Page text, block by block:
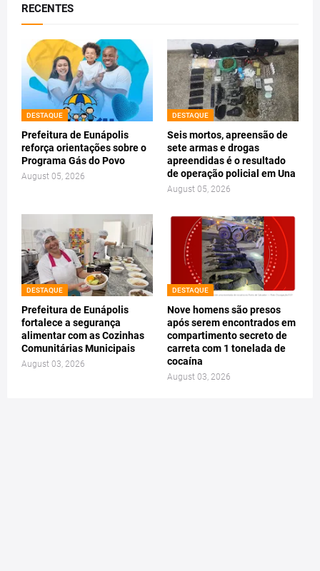
RECENTES
DESTAQUE
Prefeitura de Eunápolis
reforça orientações sobre o
Programa Gás do Povo
August 05, 2026
DESTAQUE
Seis mortos, apreensão de
sete armas e drogas
apreendidas é o resultado
de operação policial em Una
August 05, 2026
DESTAQUE
Prefeitura de Eunápolis
fortalece a segurança
alimentar com as Cozinhas
Comunitárias Municipais
August 03, 2026
DESTAQUE
Nove homens são presos
após serem encontrados em
compartimento secreto de
carreta com 1 tonelada de
cocaína
August 03, 2026